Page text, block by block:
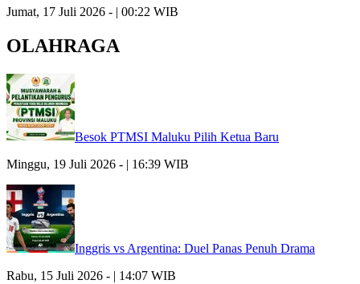
Jumat, 17 Juli 2026 - | 00:22 WIB
OLAHRAGA
Besok PTMSI Maluku Pilih Ketua Baru
Minggu, 19 Juli 2026 - | 16:39 WIB
Inggris vs Argentina: Duel Panas Penuh Drama
Rabu, 15 Juli 2026 - | 14:07 WIB